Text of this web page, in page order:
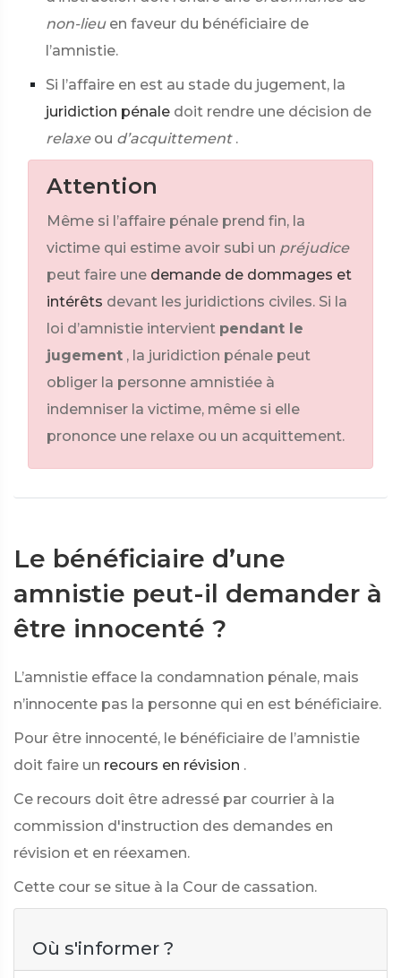
non-lieu en faveur du bénéficiaire de
l’amnistie.
Si l’affaire en est au stade du jugement, la
juridiction pénale doit rendre une décision de
relaxe ou d’acquittement .
Attention
Même si l’affaire pénale prend fin, la
victime qui estime avoir subi un préjudice
peut faire une demande de dommages et
intérêts devant les juridictions civiles. Si la
loi d’amnistie intervient pendant le
jugement , la juridiction pénale peut
obliger la personne amnistiée à
indemniser la victime, même si elle
prononce une relaxe ou un acquittement.
Le bénéficiaire d’une
amnistie peut-il demander à
être innocenté ?
L’amnistie efface la condamnation pénale, mais
n’innocente pas la personne qui en est bénéficiaire.
Pour être innocenté, le bénéficiaire de l’amnistie
doit faire un recours en révision .
Ce recours doit être adressé par courrier à la
commission d'instruction des demandes en
révision et en réexamen.
Cette cour se situe à la Cour de cassation.
Où s'informer ?